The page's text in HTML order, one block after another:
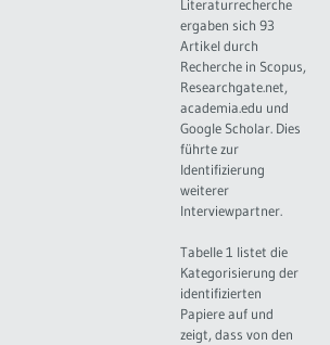
Literaturrecherche
ergaben sich 93
Artikel durch
Recherche in Scopus,
Researchgate.net,
academia.edu und
Google Scholar. Dies
führte zur
Identifizierung
weiterer
Interviewpartner.
Tabelle 1 listet die
Kategorisierung der
identifizierten
Papiere auf und
zeigt, dass von den